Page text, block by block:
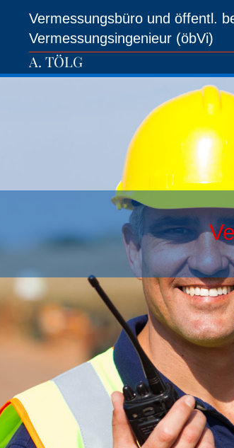
Vermessungsbüro und öffentl.
Vermessungsingenieur (öbVi)
A. TÖLG